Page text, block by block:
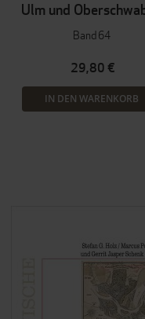
Ulm und
Band 64
29,80 €
IN DEN WARENKORB